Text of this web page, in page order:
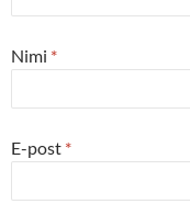
Nimi *
E-post *